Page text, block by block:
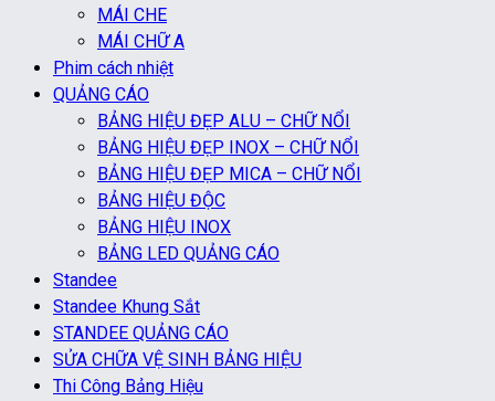
MÁI CHE
MÁI CHỮ A
Phim cách nhiệt
QUẢNG CÁO
BẢNG HIỆU ĐẸP ALU – CHỮ NỔI
BẢNG HIỆU ĐẸP INOX – CHỮ NỔI
BẢNG HIỆU ĐẸP MICA – CHỮ NỔI
BẢNG HIỆU ĐỘC
BẢNG HIỆU INOX
BẢNG LED QUẢNG CÁO
Standee
Standee Khung Sắt
STANDEE QUẢNG CÁO
SỬA CHỮA VỆ SINH BẢNG HIỆU
Thi Công Bảng Hiệu